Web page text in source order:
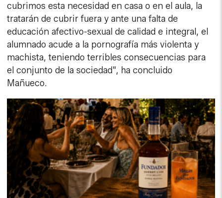
cubrimos esta necesidad en casa o en el aula, la
tratarán de cubrir fuera y ante una falta de
educación afectivo-sexual de calidad e integral, el
alumnado acude a la pornografía más violenta y
machista, teniendo terribles consecuencias para
el conjunto de la sociedad", ha concluido
Mañueco.